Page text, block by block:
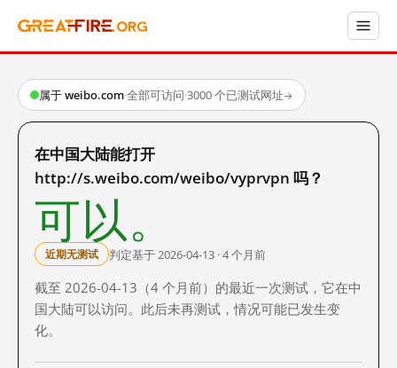
属于 weibo.com·全部可访问·3000 个已测试网址→
在中国大陆能打开
http://s.weibo.com/weibo/vyprvpn 吗？
可以。
近期无测试 判定基于 2026-04-13 · 4 个月前
截至 2026-04-13（4 个月前）的最近一次测试，它在中
国大陆可以访问。此后未再测试，情况可能已发生变
化。